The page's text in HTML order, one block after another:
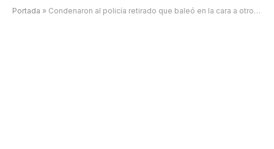
Portada » Condenaron al policía retirado que baleó en la cara a otro hombre